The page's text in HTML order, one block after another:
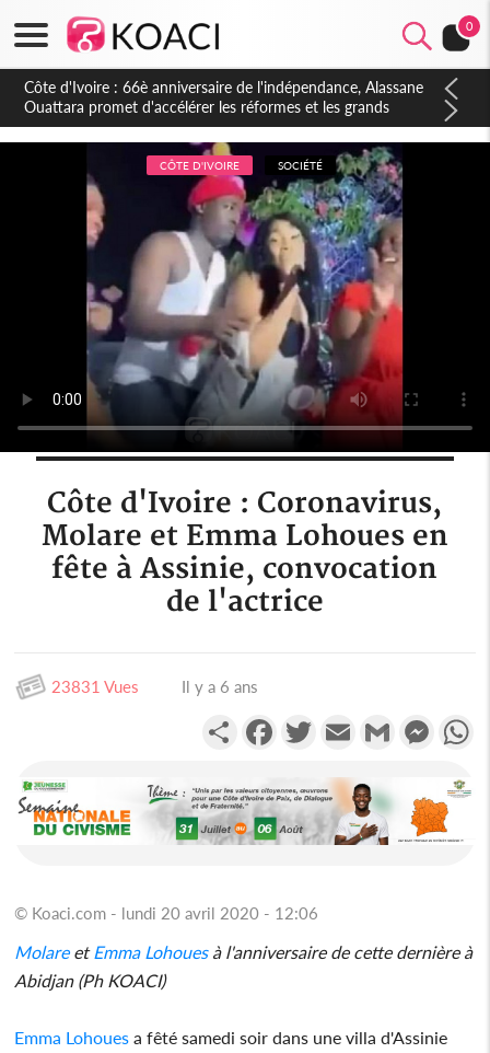
0
Côte d'Ivoire : À Abidjan, Amadou Oury Bah admire le modèle
ivoirien et veut s'en inspirer pour accélérer le développement
de la Guinée
CÔTE D'IVOIRE SOCIÉTÉ
Côte d'Ivoire : Coronavirus,
Molare et Emma Lohoues en
fête à Assinie, convocation
de l'actrice
23831 Vues Il y a 6 ans
PartagerFacebookTwitterEmail Gmail
© Koaci.com - lundi 20 avril 2020 - 12:06
Molareet Emma Lohouesà l'anniversaire de cette dernière à
Abidjan (Ph KOACI)
Emma Lohoues a fêté samedi soir dans une villa d'Assinie